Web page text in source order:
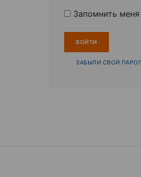
Запомнить меня
ЗАБЫЛИ СВОЙ